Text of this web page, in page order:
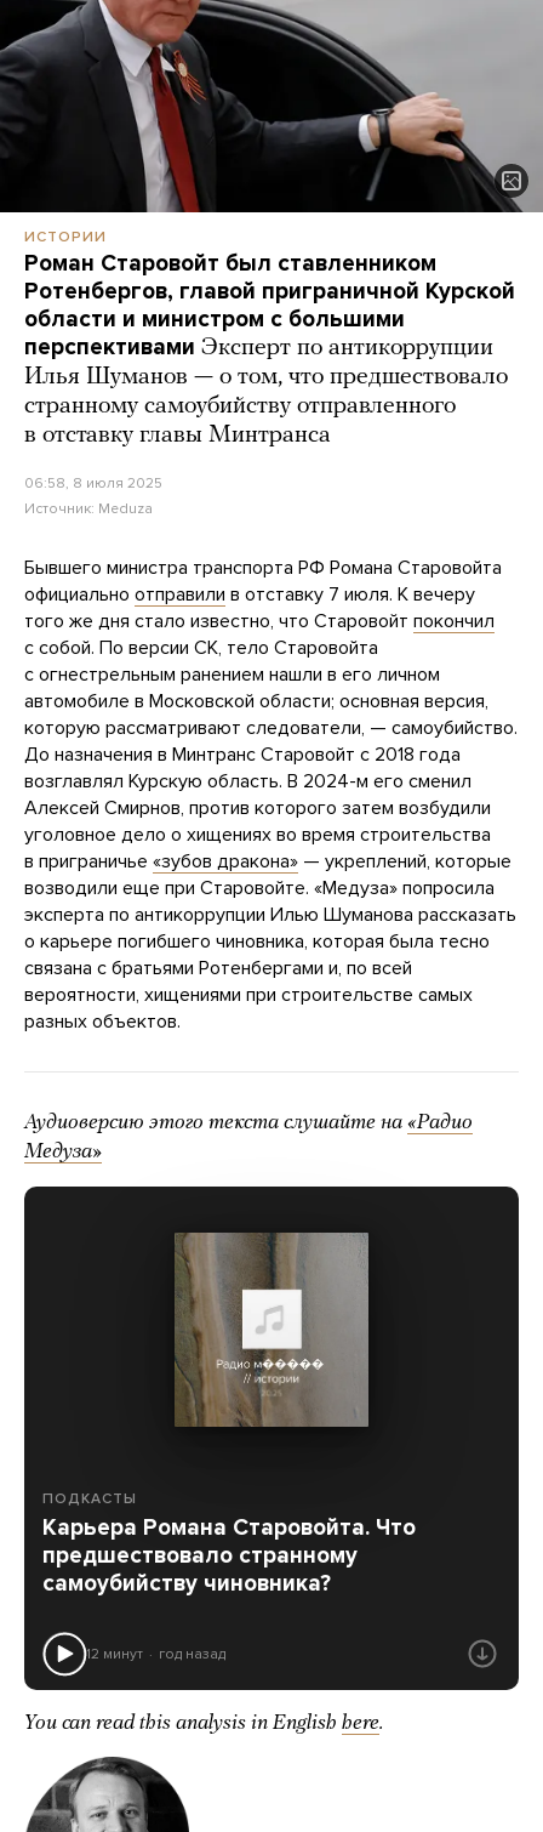
ИСТОРИИ
Роман Старовойт был ставленником
Ротенбергов, главой приграничной Курской
области и министром с большими
перспективами Эксперт по антикоррупции
Илья Шуманов — о том, что предшествовало
странному самоубийству отправленного
в отставку главы Минтранса
06:58, 8 июля 2025
Источник: Meduza
Бывшего министра транспорта РФ Романа Старовойта
официально отправили в отставку 7 июля. К вечеру
того же дня стало известно, что Старовойт покончил
с собой. По версии СК, тело Старовойта
с огнестрельным ранением нашли в его личном
автомобиле в Московской области; основная версия,
которую рассматривают следователи, — самоубийство.
До назначения в Минтранс Старовойт с 2018 года
возглавлял Курскую область. В 2024-м его сменил
Алексей Смирнов, против которого затем возбудили
уголовное дело о хищениях во время строительства
в приграничье «зубов дракона» — укреплений, которые
возводили еще при Старовойте. «Медуза» попросила
эксперта по антикоррупции Илью Шуманова рассказать
о карьере погибшего чиновника, которая была тесно
связана с братьями Ротенбергами и, по всей
вероятности, хищениями при строительстве самых
разных объектов.
Аудиоверсию этого текста слушайте на «Радио
Медуза»
ПОДКАСТЫ
Карьера Романа Старовойта. Что
предшествовало странному
самоубийству чиновника?
12 минут год назад
You can read this analysis in English here.